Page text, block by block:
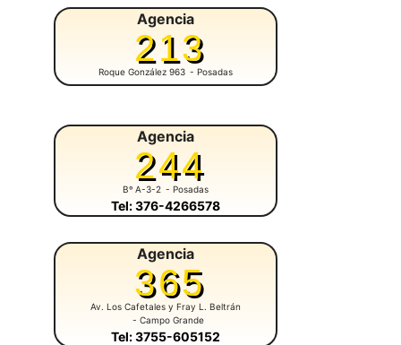
Agencia
213
Roque González 963 - Posadas
Agencia
244
Bº A-3-2 - Posadas
Tel: 376-4266578
Agencia
365
Av. Los Cafetales y Fray L. Beltrán
- Campo Grande
Tel: 3755-605152